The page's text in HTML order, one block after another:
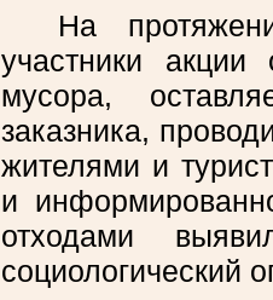
На
участники
мусора,
заказника,
жителями и
и
отходами
социологический